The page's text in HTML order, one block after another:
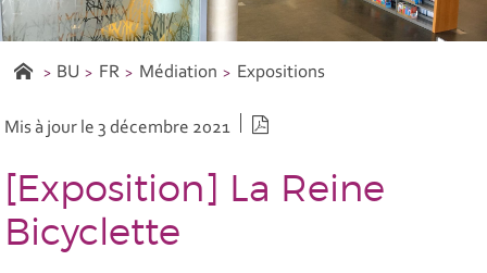
BU FR Médiation Expositions
Mis à jour le 3 décembre 2021
[Exposition] La Reine
Bicyclette